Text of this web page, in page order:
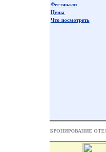
Фестивали
Цены
Что посмотреть
БРОНИРОВАНИЕ